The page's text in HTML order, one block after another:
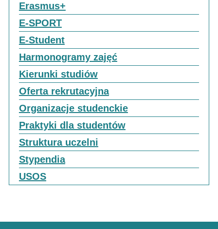
Erasmus+
E-SPORT
E-Student
Harmonogramy zajęć
Kierunki studiów
Oferta rekrutacyjna
Organizacje studenckie
Praktyki dla studentów
Struktura uczelni
Stypendia
USOS